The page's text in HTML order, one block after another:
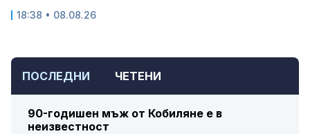
ПОСЛЕДНИ ЧЕТЕНИ
90-годишен мъж от Кобиляне е в
неизвестност
18:38 • 08.08.26